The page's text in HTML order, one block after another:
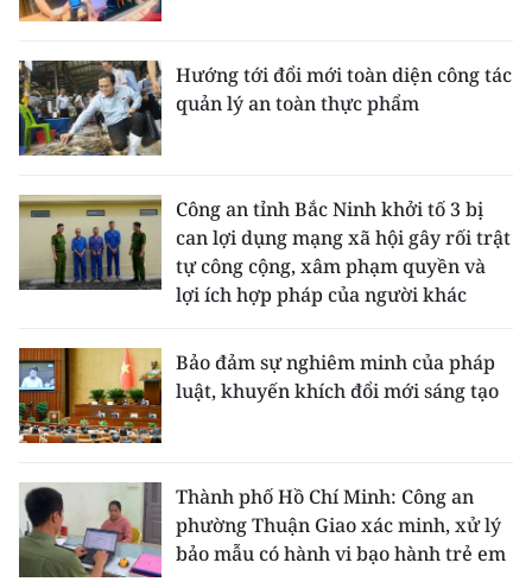
Hướng tới đổi mới toàn diện công tác
quản lý an toàn thực phẩm
Công an tỉnh Bắc Ninh khởi tố 3 bị
can lợi dụng mạng xã hội gây rối trật
tự công cộng, xâm phạm quyền và
lợi ích hợp pháp của người khác
Bảo đảm sự nghiêm minh của pháp
luật, khuyến khích đổi mới sáng tạo
Thành phố Hồ Chí Minh: Công an
phường Thuận Giao xác minh, xử lý
bảo mẫu có hành vi bạo hành trẻ em